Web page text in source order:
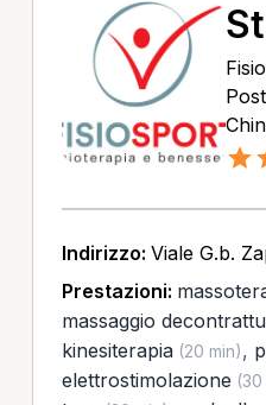
Indirizzo: Viale G.b.
Prestazioni:
massaggio
kinesiterapia(20 min),
elettrostimolazione (30